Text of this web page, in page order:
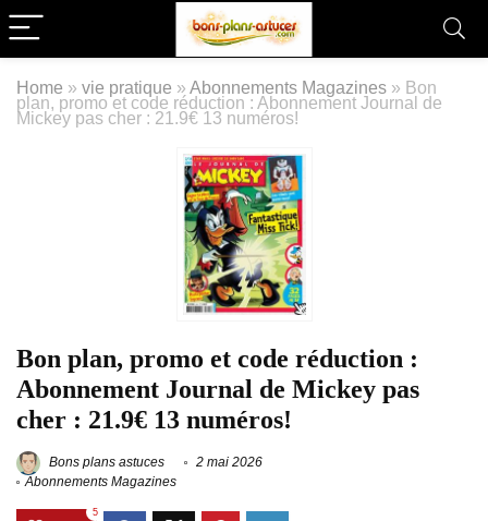
Home » vie pratique » Abonnements Magazines » Bon
plan, promo et code réduction : Abonnement Journal de
Mickey pas cher : 21.9€ 13 numéros!
Bon plan, promo et code réduction :
Abonnement Journal de Mickey pas
cher : 21.9€ 13 numéros!
Bons plans astuces
2 mai 2026
Abonnements Magazines
5